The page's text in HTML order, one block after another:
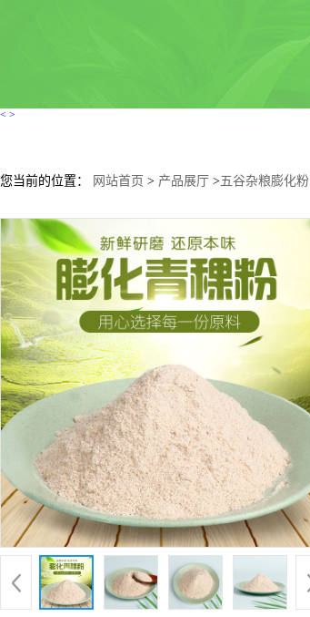
< >
您当前的位置： 网站首页 > 产品展厅 >五谷杂粮膨化粉